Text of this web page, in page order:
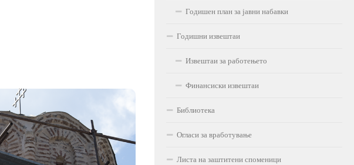
Годишен план за јавни набавки
Годишни извештаи
Извештаи за работењето
Финансиски извештаи
Библиотека
Огласи за вработување
Листа на заштитени споменици